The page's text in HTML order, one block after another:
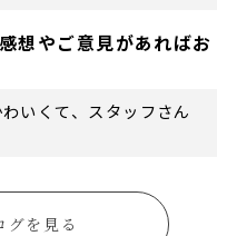
想やご意見があればお
いくて、スタッフさん
グを見る